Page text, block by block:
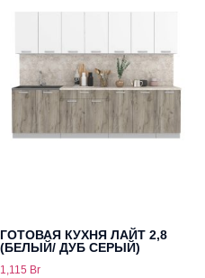
ГОТОВАЯ КУХНЯ ЛАЙТ 2,8
(БЕЛЫЙ/ ДУБ СЕРЫЙ)
1,115 Br